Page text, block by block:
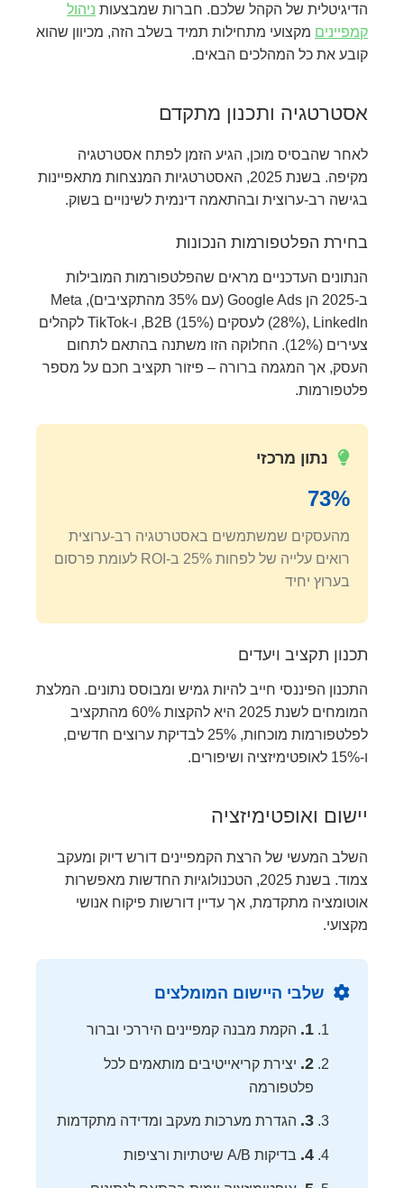
הדיגיטלית של הקהל שלכם. חברות שמבצעות ניהול
קמפיינים מקצועי מתחילות תמיד בשלב הזה, מכיוון שהוא
קובע את כל המהלכים הבאים.
אסטרטגיה ותכנון מתקדם
לאחר שהבסיס מוכן, הגיע הזמן לפתח אסטרטגיה
מקיפה. בשנת 2025, האסטרטגיות המנצחות מתאפיינות
בגישה רב-ערוצית ובהתאמה דינמית לשינויים בשוק.
בחירת הפלטפורמות הנכונות
הנתונים העדכניים מראים שהפלטפורמות המובילות
ב-2025 הן Google Ads (עם 35% מהתקציבים), Meta
(28%), LinkedIn לעסקים B2B (15%), ו-TikTok לקהלים
צעירים (12%). החלוקה הזו משתנה בהתאם לתחום
העסק, אך המגמה ברורה – פיזור תקציב חכם על מספר
פלטפורמות.
נתון מרכזי
73%
מהעסקים שמשתמשים באסטרטגיה רב-ערוצית
רואים עלייה של לפחות 25% ב-ROI לעומת פרסום
בערוץ יחיד
תכנון תקציב ויעדים
התכנון הפיננסי חייב להיות גמיש ומבוסס נתונים. המלצת
המומחים לשנת 2025 היא להקצות 60% מהתקציב
לפלטפורמות מוכחות, 25% לבדיקת ערוצים חדשים,
ו-15% לאופטימיזציה ושיפורים.
יישום ואופטימיזציה
השלב המעשי של הרצת הקמפיינים דורש דיוק ומעקב
צמוד. בשנת 2025, הטכנולוגיות החדשות מאפשרות
אוטומציה מתקדמת, אך עדיין דורשות פיקוח אנושי
מקצועי.
שלבי היישום המומלצים
1.
הקמת מבנה קמפיינים היררכי וברור
2. יצירת קריאייטיבים מותאמים לכל
פלטפורמה
3. הגדרת מערכות מעקב ומדידה מתקדמות
4. בדיקות A/B שיטתיות ורציפות